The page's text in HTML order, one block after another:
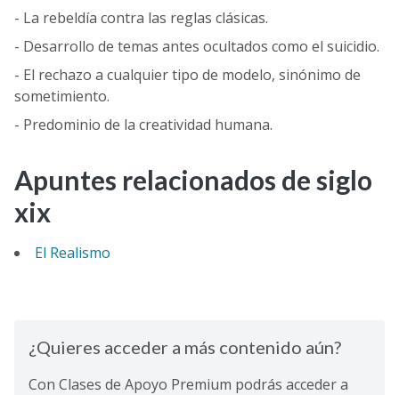
- La rebeldía contra las reglas clásicas.
- Desarrollo de temas antes ocultados como el suicidio.
- El rechazo a cualquier tipo de modelo, sinónimo de
sometimiento.
- Predominio de la creatividad humana.
Apuntes relacionados de siglo
xix
El Realismo
¿Quieres acceder a más contenido aún?
Con Clases de Apoyo Premium podrás acceder a